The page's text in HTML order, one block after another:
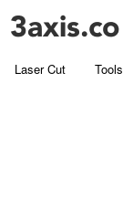
Laser Cut Tools